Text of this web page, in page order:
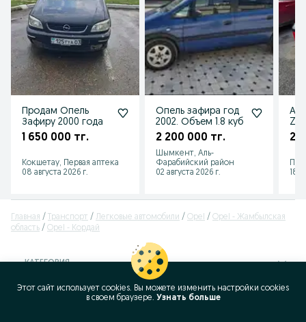
Продам Опель
Зафиру 2000 года
1 650 000 тг.
Кокшетау, Первая аптека
08 августа 2026 г.
Опель зафира год
2002. Объем 1.8 куб
2 200 000 тг.
Шымкент, Аль-
Фарабийский район
02 августа 2026 г.
2
18
Главная Транспорт Легковые автомобили Opel
Opel - Жамбылская
область
Opel - Кордай
КАТЕГОРИЯ
Этот сайт использует cookies. Вы можете изменить настройки cookies
в своeм браузере. Узнать больше